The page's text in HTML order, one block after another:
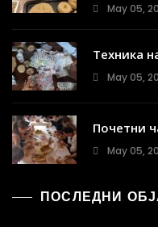
May 05,
Техника
May 05,
Почетни
May 05,
ПОСЛЕДНИ